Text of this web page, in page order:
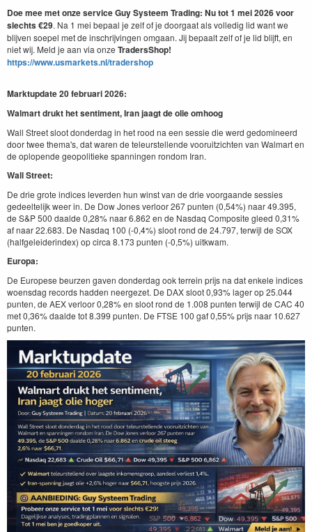
Doe mee met onze service Guy Systeem Trading: Nu tot 1 mei 2026 voor
slechts €29. Na 1 mei bepaal je zelf of je doorgaat als volledig lid want we
blijven soepel met de inschrijvingen omgaan. Jij bepaalt zelf of je lid blijft, en
niet wij. Meld je aan via onze TradersShop!
https://www.usmarkets.nl/tradershop
Marktupdate 20 februari 2026:
Walmart drukt het sentiment, Iran jaagt de olie omhoog
Wall Street sloot donderdag in het rood na een sessie die werd gedomineerd
door twee thema's, dat waren de teleurstellende vooruitzichten van Walmart en
de oplopende geopolitieke spanningen rondom Iran.
Wall Street:
De drie grote indices leverden hun winst van de drie voorgaande sessies
gedeeltelijk weer in. De Dow Jones verloor 267 punten (0,54%) naar 49.395,
de S&P 500 daalde 0,28% naar 6.862 en de Nasdaq Composite gleed 0,31%
af naar 22.683. De Nasdaq 100 (-0,4%) sloot rond de 24.797, terwijl de SOX
(halfgeleiderindex) op circa 8.173 punten (-0,5%) uitkwam.
Europa:
De Europese beurzen gaven donderdag ook terrein prijs na dat enkele indices
woensdag records hadden neergezet. De DAX sloot 0,93% lager op 25.044
punten, de AEX verloor 0,28% en sloot rond de 1.008 punten terwijl de CAC 40
met 0,36% daalde tot 8.399 punten. De FTSE 100 gaf 0,55% prijs naar 10.627
punten.